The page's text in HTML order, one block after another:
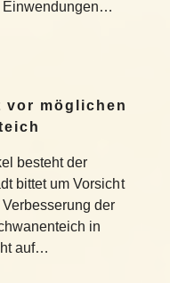
Einwendungen…
vor möglichen
besteht der
bittet um Vorsicht
der
in
auf…